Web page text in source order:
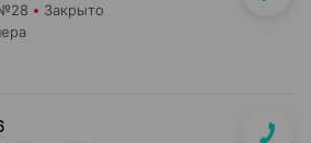
Закрыто